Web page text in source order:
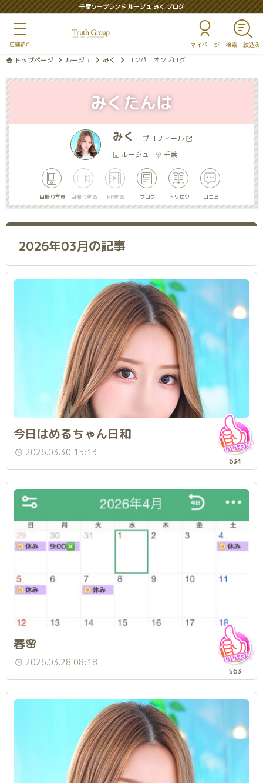
千葉ソープランド ルージュ みく ブログ
マイページ
トップページ ルージュ みく コンパニオンブログ
みく
プロフィール
ルージュ
千葉
自撮り写真 自撮り動画 PR動画 ブログ トリセツ 口コミ
みくたんは
2026年03月の記事
今日はめるちゃん日和
2026.03.30 15:13
634
春🌸
2026.03.28 08:18
563